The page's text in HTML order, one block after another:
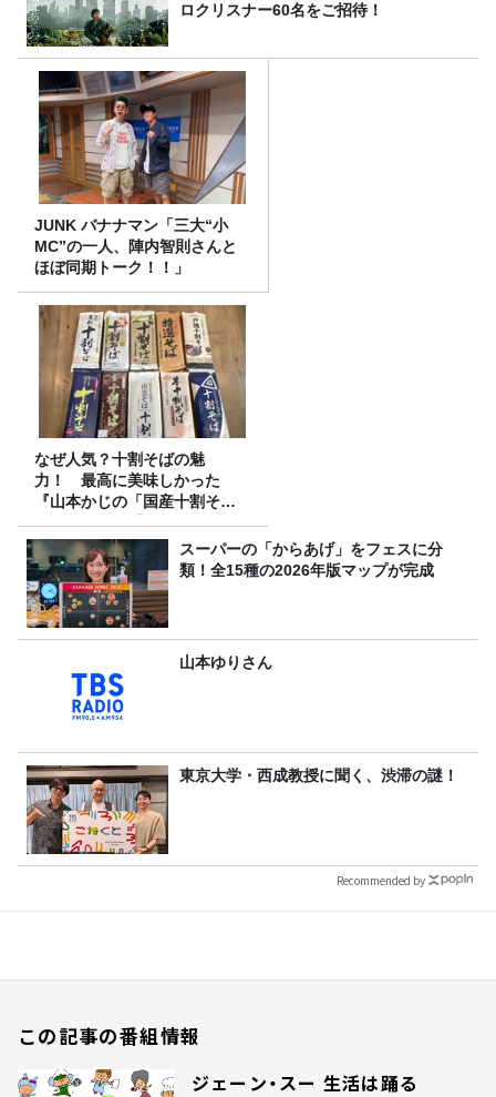
ロクリスナー60名をご招待！
JUNK バナナマン「三大“小
MC”の一人、陣内智則さんと
ほぼ同期トーク！！」
なぜ人気？十割そばの魅
力！ 最高に美味しかった
『山本かじの「国産十割そ
ば」』とは？【十割そば10種
食べ比べ】
スーパーの「からあげ」をフェスに分
類！全15種の2026年版マップが完成
山本ゆりさん
東京大学・西成教授に聞く、渋滞の謎！
Recommended by
この記事の番組情報
ジェーン・スー 生活は踊る